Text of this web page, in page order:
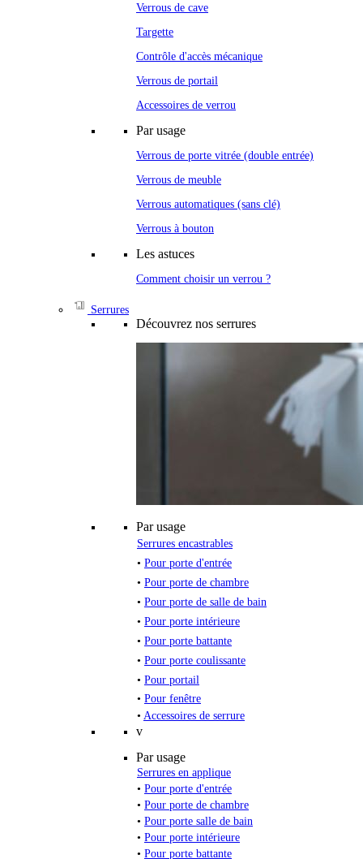
Verrous de cave
Targette
Contrôle d'accès mécanique
Verrous de portail
Accessoires de verrou
Par usage
Verrous de porte vitrée (double entrée)
Verrous de meuble
Verrous automatiques (sans clé)
Verrous à bouton
Les astuces
Comment choisir un verrou ?
Serrures
Découvrez nos serrures
Par usage
Serrures encastrables
• Pour porte d'entrée
• Pour porte de chambre
• Pour porte de salle de bain
• Pour porte intérieure
• Pour porte battante
• Pour porte coulissante
• Pour portail
• Pour fenêtre
• Accessoires de serrure
v
Par usage
Serrures en applique
• Pour porte d'entrée
• Pour porte de chambre
• Pour porte salle de bain
• Pour porte intérieure
• Pour porte battante